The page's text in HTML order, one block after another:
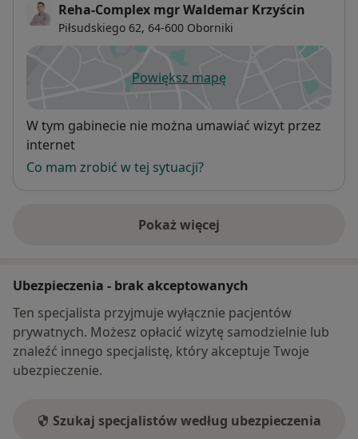
Reha-Complex mgr Waldemar Krzyścin
Piłsudskiego 62, 64-600 Oborniki
Powiększ mapęotwiera się w nowej karcie
Dostępność
W tym gabinecie nie można umawiać wizyt przez
internet
Co mam zrobić w tej sytuacji?
Pokaż więcej
o adresie
Ubezpieczenia - brak akceptowanych
Ten specjalista przyjmuje wyłącznie pacjentów
prywatnych. Możesz opłacić wizytę samodzielnie lub
znaleźć innego specjalistę, który akceptuje Twoje
ubezpieczenie.
Szukaj specjalistów według ubezpieczenia